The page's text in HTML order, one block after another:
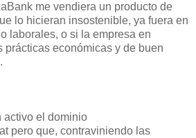
me vendiera un producto de
lo hicieran insostenible, ya fuera en
laborales, o si la empresa en
prácticas económicas y de buen
activo el dominio
pero que, contraviniendo las